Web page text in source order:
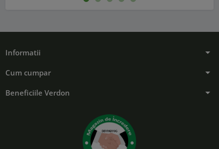
Informatii arrow_drop_down
Cum cumpar arrow_drop_down
Beneficiile Verdon arrow_drop_down